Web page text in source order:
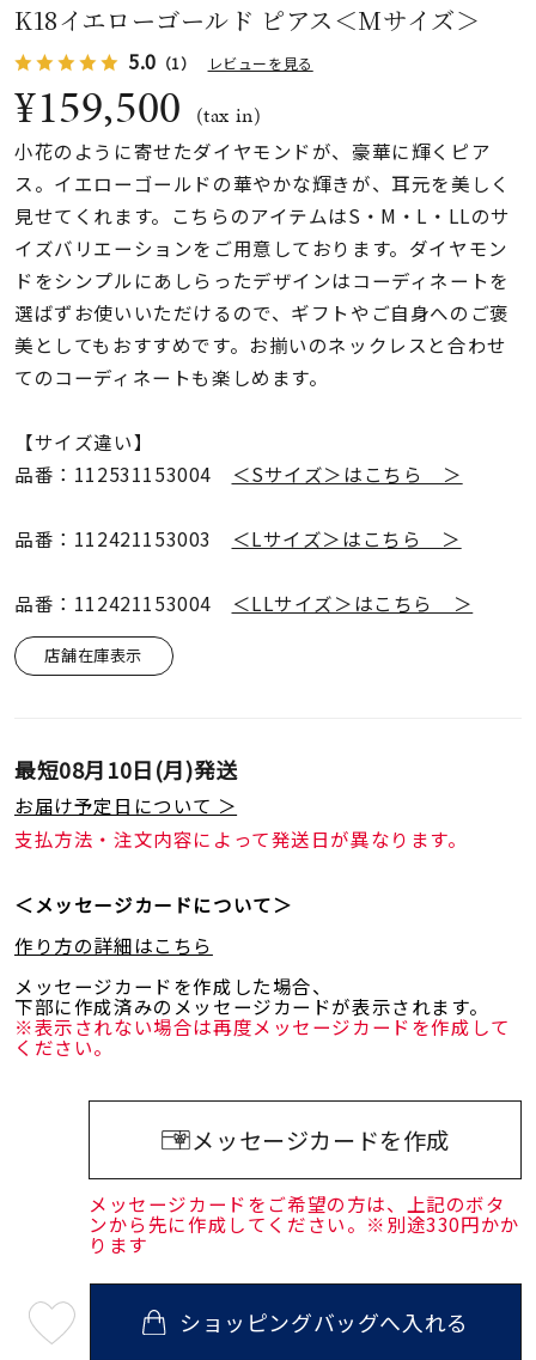
ファッションテイス
ト
着用シーン
コレクション
レディース
リングサイズ
～
メンズ
リングサイズ
在庫
K18イエローゴールド ピアス＜Mサイズ＞
5.0 （1） レビューを見る
¥159,500 (tax in)
小花のように寄せたダイヤモンドが、豪華に輝くピア
ス。イエローゴールドの華やかな輝きが、耳元を美しく
見せてくれます。こちらのアイテムはS・M・L・LLのサ
イズバリエーションをご用意しております。ダイヤモン
ドをシンプルにあしらったデザインはコーディネートを
選ばずお使いいただけるので、ギフトやご自身へのご褒
美としてもおすすめです。お揃いのネックレスと合わせ
てのコーディネートも楽しめます。
【サイズ違い】
品番：112531153004
＜Sサイズ＞はこちら ＞
品番：112421153003 ＜Lサイズ＞はこちら ＞
品番：112421153004 ＜LLサイズ＞はこちら ＞
店舗在庫表示
最短08月10日(月)発送
お届け予定日について ＞
支払方法・注文内容によって発送日が異なります。
＜メッセージカードについて＞
作り方の詳細はこちら
メッセージカードを作成した場合、
下部に作成済みのメッセージカードが表示されます。
※表示されない場合は再度メッセージカードを作成して
ください。
メッセージカードを作成
メッセージカードをご希望の方は、上記のボタ
ンから先に作成してください。※別途330円かか
ります
ショッピングバッグへ入れる